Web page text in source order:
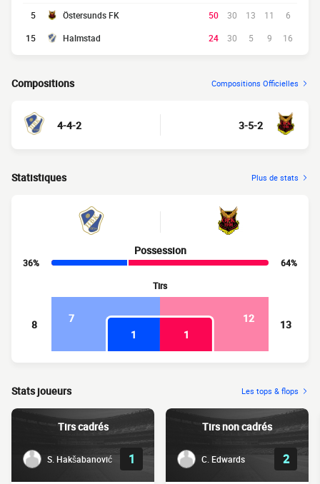
5 Östersunds FK 50 30 13 11
6
15
Halmstad 24 30 5 9 16
Compositions Compositions Officielles
4-4-2 3-5-2
Statistiques Plus de stats
Possession
36%
64%
Tirs
8 7
12
1
1
13
Stats joueurs Les tops & flops
Tirs cadrés
S. Hakšabanović 1
Tirs non cadrés
C. Edwards 2